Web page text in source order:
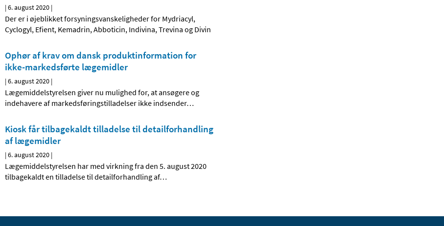
|6. august 2020 |
Der er i øjeblikket forsyningsvanskeligheder for Mydriacyl,
Cyclogyl, Efient, Kemadrin, Abboticin, Indivina, Trevina og Divin
Ophør af krav om dansk produktinformation for
ikke-markedsførte lægemidler
|6. august 2020 |
Lægemiddelstyrelsen giver nu mulighed for, at ansøgere og
indehavere af markedsføringstilladelser ikke indsender…
Kiosk får tilbagekaldt tilladelse til detailforhandling
af lægemidler
|6. august 2020 |
Lægemiddelstyrelsen har med virkning fra den 5. august 2020
tilbagekaldt en tilladelse til detailforhandling af…